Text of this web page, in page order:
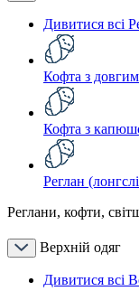
Дивитися всі
Кофта з
Кофта з
Реглан
Реглани, кофти,
Верхній одяг
Дивитися всі